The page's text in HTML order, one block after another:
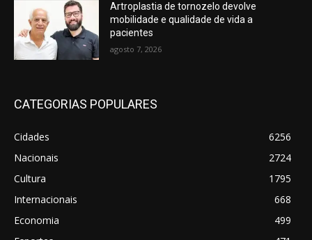
Artroplastia de tornozelo devolve
mobilidade e qualidade de vida a
pacientes
agosto 7, 2026
CATEGORIAS POPULARES
Cidades
6256
Nacionais
2724
Cultura
1795
Internacionais
668
Economia
499